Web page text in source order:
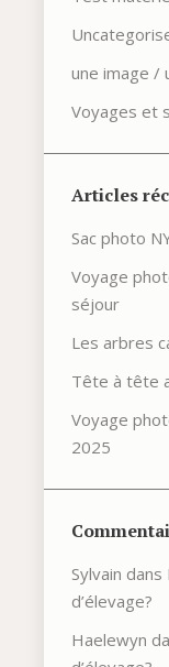
une image /
Voyages et
Articles
Sac photo
Voyage
séjour
Les arbres
Tête à tête
Voyage
2025
Sylvain dans
d’élevage?
Haelewyn